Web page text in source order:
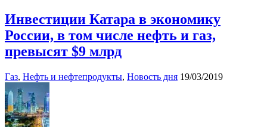
Инвестиции Катара в экономику
России, в том числе нефть и газ,
превысят $9 млрд
Газ, Нефть и нефтепродукты, Новость дня 19/03/2019